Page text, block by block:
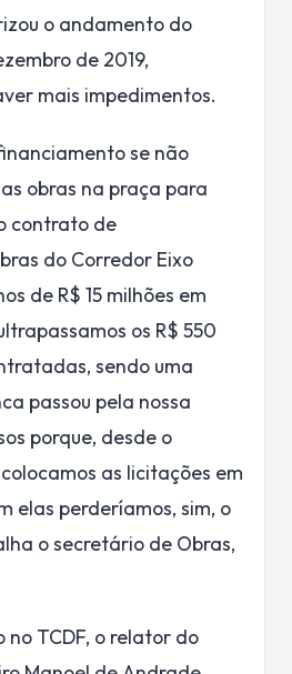
o andamento do
de 2019,
mais impedimentos.
se não
obras na praça para
contrato de
do Corredor Eixo
de R$ 15 milhões em
os R$ 550
sendo uma
passou pela nossa
porque, desde o
as licitações em
elas perderíamos, sim, o
o secretário de Obras,
TCDF, o relator do